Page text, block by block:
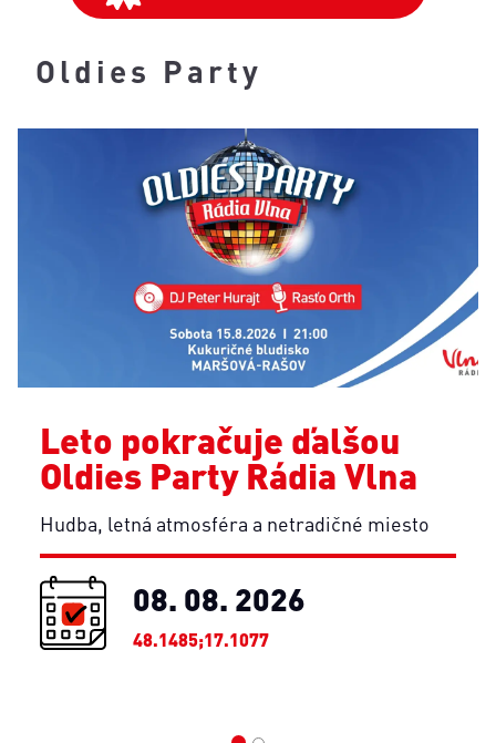
Oldies Party
Leto pokračuje ďalšou
Oldies Party Rádia Vlna
Hudba, letná atmosféra a netradičné miesto
08. 08. 2026
48.1485;17.1077